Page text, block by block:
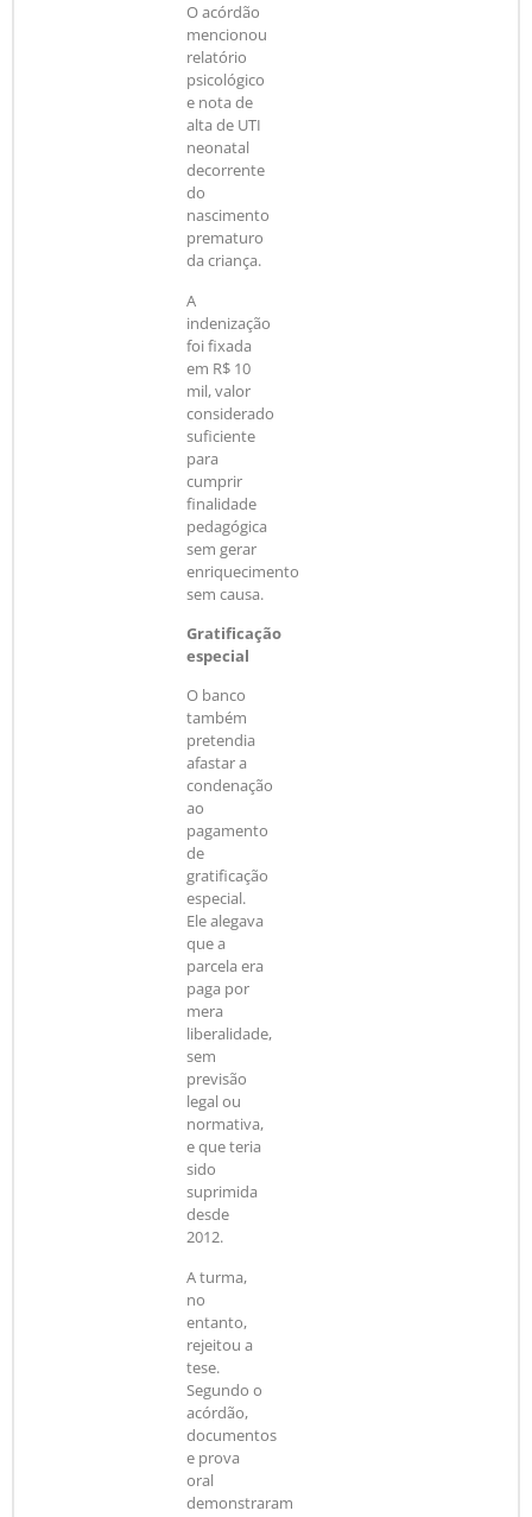
O acórdão
mencionou
relatório
psicológico
e nota de
alta de UTI
neonatal
decorrente
do
nascimento
prematuro
da criança.
A
indenização
foi fixada
em R$ 10
mil, valor
considerado
suficiente
para
cumprir
finalidade
pedagógica
sem gerar
enriquecimento
sem causa.
Gratificação
especial
O banco
também
pretendia
afastar a
condenação
ao
pagamento
de
gratificação
especial.
Ele alegava
que a
parcela era
paga por
mera
liberalidade,
sem
previsão
legal ou
normativa,
e que teria
sido
suprimida
desde
2012.
A turma,
no
entanto,
rejeitou a
tese.
Segundo o
acórdão,
documentos
e prova
oral
demonstraram